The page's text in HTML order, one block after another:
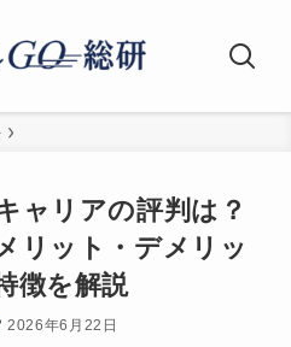
ャリアの評判は？
リット・デメリッ
徴を解説
2026年6月22日